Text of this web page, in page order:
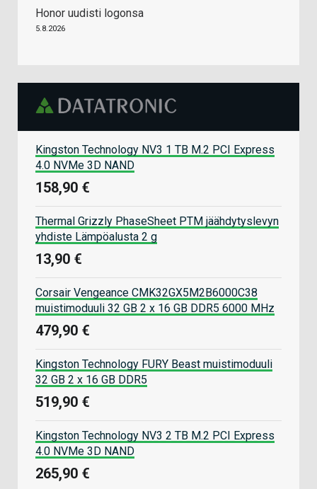
Honor uudisti logonsa
5.8.2026
Kingston Technology NV3 1 TB M.2 PCI Express
4.0 NVMe 3D NAND
158,90 €
Thermal Grizzly PhaseSheet PTM jäähdytyslevyn
yhdiste Lämpöalusta 2 g
13,90 €
Corsair Vengeance CMK32GX5M2B6000C38
muistimoduuli 32 GB 2 x 16 GB DDR5 6000 MHz
479,90 €
Kingston Technology FURY Beast muistimoduuli
32 GB 2 x 16 GB DDR5
519,90 €
Kingston Technology NV3 2 TB M.2 PCI Express
4.0 NVMe 3D NAND
265,90 €